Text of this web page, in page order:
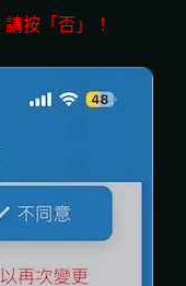
請按「否」！